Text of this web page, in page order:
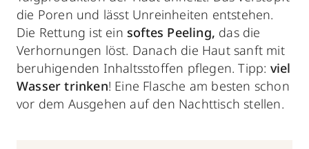
die Poren und lässt Unreinheiten entstehen.
Die Rettung ist ein softes Peeling, das die
Verhornungen löst. Danach die Haut sanft mit
beruhigenden Inhaltsstoffen pflegen. Tipp: viel
Wasser trinken! Eine Flasche am besten schon
vor dem Ausgehen auf den Nachttisch stellen.